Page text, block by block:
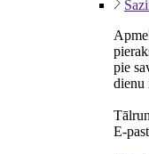
pie
dienu
E-